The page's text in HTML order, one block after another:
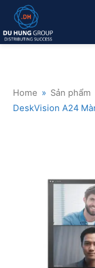
Home » Sản phẩm
DeskVision A24